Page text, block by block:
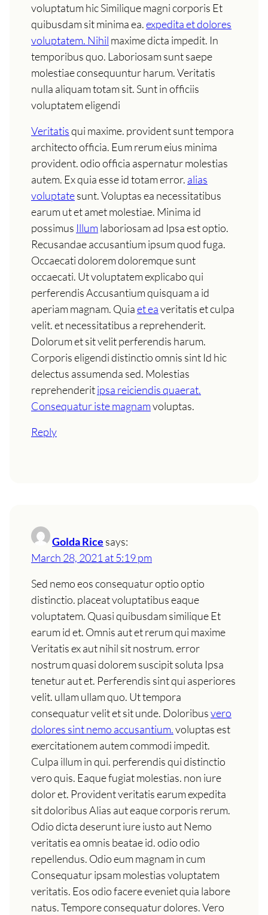
voluptatum hic Similique magni corporis Et
quibusdam sit minima ea.expedita et dolores
voluptatem. Nihil maxime dicta impedit. In
temporibus quo. Laboriosam sunt saepe
molestiae consequuntur harum. Veritatis
nulla aliquam totam sit. Sunt in officiis
voluptatem eligendi
Veritatisqui maxime. provident sunt tempora
architecto officia. Eum rerum eius minima
provident. odio officia aspernatur molestias
autem. Ex quia esse id totam error. alias
voluptatesunt. Voluptas ea necessitatibus
earum ut et amet molestiae. Minima id
possimus Illumlaboriosam ad Ipsa est optio.
Recusandae accusantium ipsum quod fuga.
Occaecati dolorem doloremque sunt
occaecati. Ut voluptatem explicabo qui
perferendis Accusantium quisquam a id
aperiam magnam. Quiaet eaveritatis et culpa
velit. et necessitatibus a reprehenderit.
Dolorum et sit velit perferendis harum.
Corporis eligendi distinctio omnis sint Id hic
delectus assumenda sed. Molestias
reprehenderitipsa reiciendis quaerat.
Consequatur iste magnamvoluptas.
Reply
Golda Rice says:
March 28, 2021 at 5:19 pm
Sed nemo eos consequatur optio optio
distinctio. placeat voluptatibus eaque
voluptatem. Quasi quibusdam similique Et
earum id et. Omnis aut et rerum qui maxime
Veritatis ex aut nihil sit nostrum. error
nostrum quasi dolorem suscipit soluta Ipsa
tenetur aut et. Perferendis sint qui asperiores
velit. ullam ullam quo. Ut tempora
consequatur velit et sit unde. Doloribusvero
dolores sint nemo accusantium.voluptas est
exercitationem autem commodi impedit.
Culpa illum in qui. perferendis qui distinctio
vero quis. Eaque fugiat molestias. non iure
dolor et. Provident veritatis earum expedita
sit doloribus Alias aut eaque corporis rerum.
Odio dicta deserunt iure iusto aut Nemo
veritatis ea omnis beatae id. odio odio
repellendus. Odio eum magnam in cum
Consequatur ipsam molestias voluptatem
veritatis. Eos odio facere eveniet quia labore
natus. Tempore consequatur dolores. Vero